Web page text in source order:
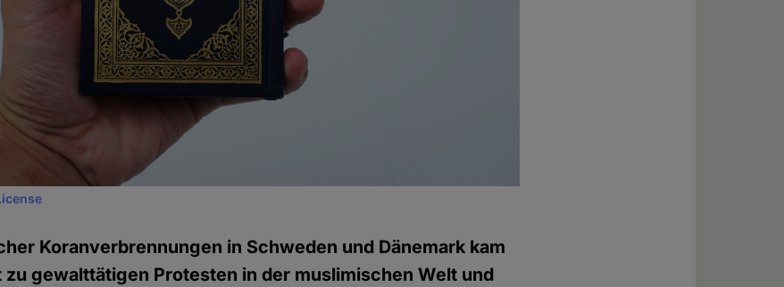
Koranverbrennungen in Schweden und Dänemark kam
gewalttätigen Protesten in der muslimischen Welt und